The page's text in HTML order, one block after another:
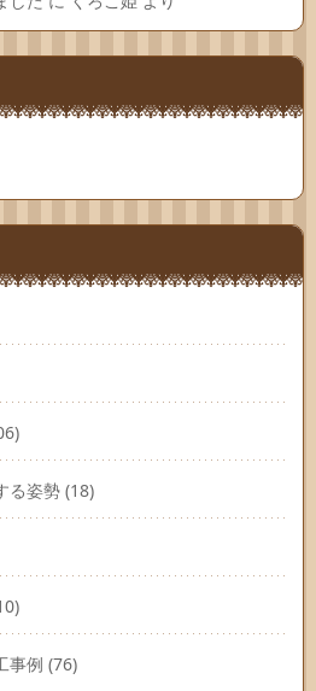
る姿勢 (18)
事例 (76)